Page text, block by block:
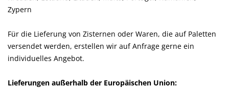
Zypern
Für die Lieferung von Zisternen oder Waren, die auf Paletten
versendet werden, erstellen wir auf Anfrage gerne ein
individuelles Angebot.
Lieferungen außerhalb der Europäischen Union: